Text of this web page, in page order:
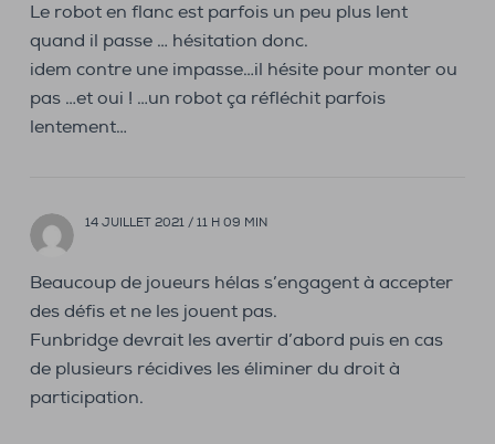
Le robot en flanc est parfois un peu plus lent
quand il passe … hésitation donc.
idem contre une impasse…il hésite pour monter ou
pas …et oui ! …un robot ça réfléchit parfois
lentement…
14 JUILLET 2021 / 11 H 09 MIN
Beaucoup de joueurs hélas s’engagent à accepter
des défis et ne les jouent pas.
Funbridge devrait les avertir d’abord puis en cas
de plusieurs récidives les éliminer du droit à
participation.